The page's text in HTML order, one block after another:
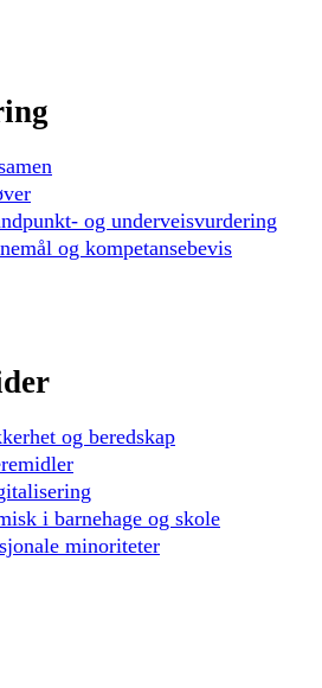
og underveisvurdering
og kompetansebevis
og beredskap
i barnehage og skole
minoriteter